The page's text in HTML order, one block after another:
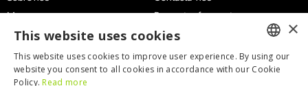
Museus
Agenda
Notícias
Restaurantes
Perguntas frequentes
Termos e Condições
Política de privacidade e cookies
Trabalha connosco ENGLISH
×
This website uses cookies
This website uses cookies to improve user experience. By using our
website you consent to all cookies in accordance with our Cookie
Policy. Read more